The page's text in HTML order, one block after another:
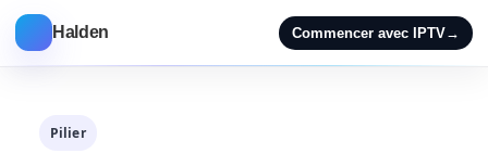
Halden Commencer avec IPTV→
Pilier